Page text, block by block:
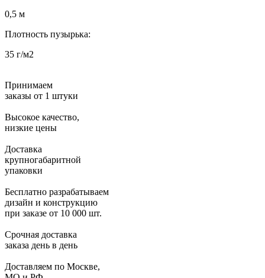
0,5 м
Плотность пузырька:
35 г/м2
Принимаем
заказы от 1 штуки
Высокое качество,
низкие цены
Доставка
крупногабаритной
упаковки
Бесплатно разрабатываем
дизайн и конструкцию
при заказе от 10 000 шт.
Срочная доставка
заказа день в день
Доставляем по Москве,